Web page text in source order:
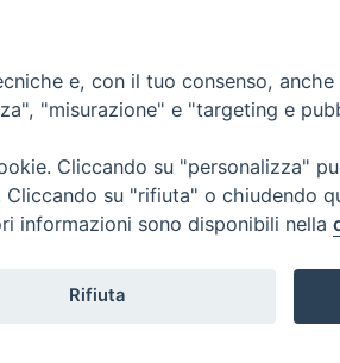
Cookie Policye, con il tuo consenso,
"misurazione" e "targeting e
Cliccando su "personalizza"
su "rifiuta" o chiudendo
informazioni sono disponibili nella
Rifiuta